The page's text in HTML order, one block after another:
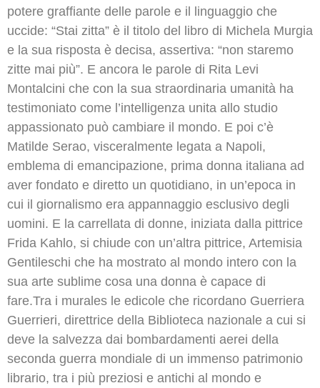
potere graffiante delle parole e il linguaggio che
uccide: “Stai zitta” è il titolo del libro di Michela Murgia
e la sua risposta è decisa, assertiva: “non staremo
zitte mai più”. E ancora le parole di Rita Levi
Montalcini che con la sua straordinaria umanità ha
testimoniato come l’intelligenza unita allo studio
appassionato può cambiare il mondo. E poi c’è
Matilde Serao, visceralmente legata a Napoli,
emblema di emancipazione, prima donna italiana ad
aver fondato e diretto un quotidiano, in un’epoca in
cui il giornalismo era appannaggio esclusivo degli
uomini. E la carrellata di donne, iniziata dalla pittrice
Frida Kahlo, si chiude con un’altra pittrice, Artemisia
Gentileschi che ha mostrato al mondo intero con la
sua arte sublime cosa una donna è capace di
fare.Tra i murales le edicole che ricordano Guerriera
Guerrieri, direttrice della Biblioteca nazionale a cui si
deve la salvezza dai bombardamenti aerei della
seconda guerra mondiale di un immenso patrimonio
librario, tra i più preziosi e antichi al mondo e